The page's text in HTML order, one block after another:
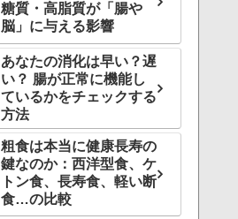
糖質・高脂質が「腸や
脳」に与える影響
あなたの消化は早い？遅
い？ 腸が正常に機能し
ているかをチェックする
方法
粗食は本当に健康長寿の
鍵なのか：西洋型食、ケ
トン食、長寿食、軽い断
食…の比較